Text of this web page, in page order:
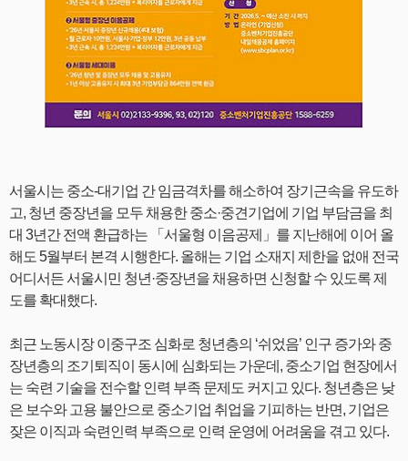
서울시는 중소-대기업 간 임금격차를 해소하여 장기근속을 유도하
고, 청년 중장년을 모두 채용한 중소·중견기업에 기업 부담금을 최
대 3년간 전액 환급하는 「서울형 이음공제」를 지난해에 이어 올
해도 5월부터 본격 시행한다. 올해는 기업 소재지 제한을 없애 전국
어디서든 서울시민 청년·중장년을 채용하면 신청할 수 있도록 제
도를 확대했다.
최근 노동시장 이중구조 심화로 청년층의 ‘쉬었음’ 인구 증가와 중
장년층의 조기퇴직이 동시에 심화되는 가운데, 중소기업 현장에서
는 숙련 기술을 전수할 인력 부족 문제도 커지고 있다. 청년층은 낮
은 보수와 고용 불안으로 중소기업 취업을 기피하는 반면, 기업은
잦은 이직과 숙련인력 부족으로 인력 운영에 어려움을 겪고 있다.